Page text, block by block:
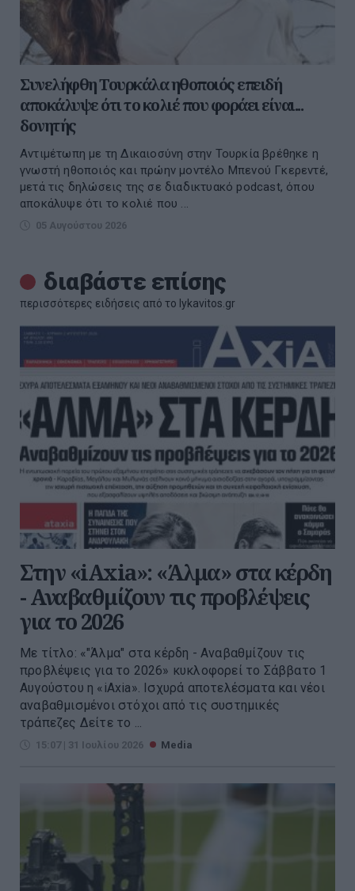
Συνελήφθη Τουρκάλα ηθοποιός επειδή
αποκάλυψε ότι το κολιέ που φοράει είναι...
δονητής
Αντιμέτωπη με τη Δικαιοσύνη στην Τουρκία βρέθηκε η
γνωστή ηθοποιός και πρώην μοντέλο Μπενού Γκερεντέ,
μετά τις δηλώσεις της σε διαδικτυακό podcast, όπου
αποκάλυψε ότι το κολιέ που ...
05 Αυγούστου 2026
διαβάστε επίσης
περισσότερες ειδήσεις από το lykavitos.gr
Στην «iAxia»: «Άλμα» στα κέρδη
- Αναβαθμίζουν τις προβλέψεις
για το 2026
Με τίτλο: «"Άλμα" στα κέρδη - Αναβαθμίζουν τις
προβλέψεις για το 2026» κυκλοφορεί το Σάββατο 1
Αυγούστου η «iAxia». Ισχυρά αποτελέσματα και νέοι
αναβαθμισμένοι στόχοι από τις συστημικές
τράπεζες Δείτε το ...
15:07 | 31 Ιουλίου 2026 Media